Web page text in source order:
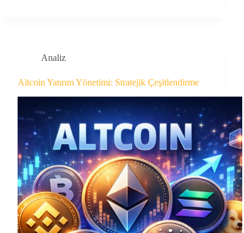
Analiz
Altcoin Yatırım Yönetimi: Stratejik Çeşitlendirme